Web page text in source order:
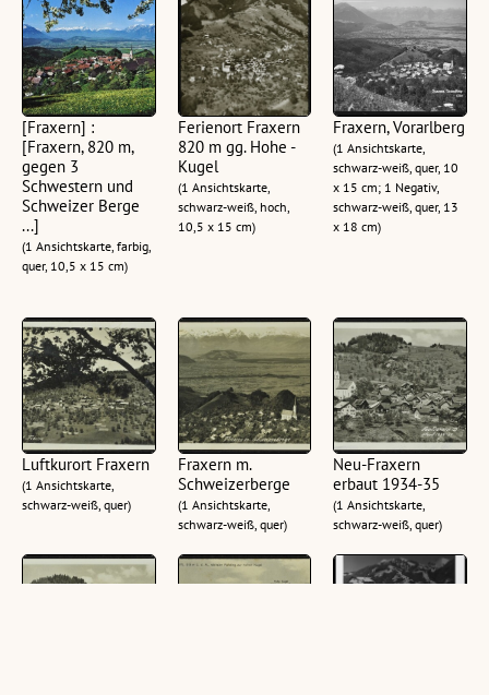
[Fraxern] :
[Fraxern, 820 m,
gegen 3
Schwestern und
Schweizer Berge
...]
(1 Ansichtskarte, farbig,
quer, 10,5 x 15 cm)
Ferienort Fraxern
820 m gg. Hohe -
Kugel
(1 Ansichtskarte,
schwarz-weiß, hoch,
10,5 x 15 cm)
Fraxern, Vorarlberg
(1 Ansichtskarte,
schwarz-weiß, quer, 10
x 15 cm; 1 Negativ,
schwarz-weiß, quer, 13
x 18 cm)
Luftkurort Fraxern
(1 Ansichtskarte,
schwarz-weiß, quer)
Fraxern m.
Schweizerberge
(1 Ansichtskarte,
schwarz-weiß, quer)
Neu-Fraxern
erbaut 1934-35
(1 Ansichtskarte,
schwarz-weiß, quer)